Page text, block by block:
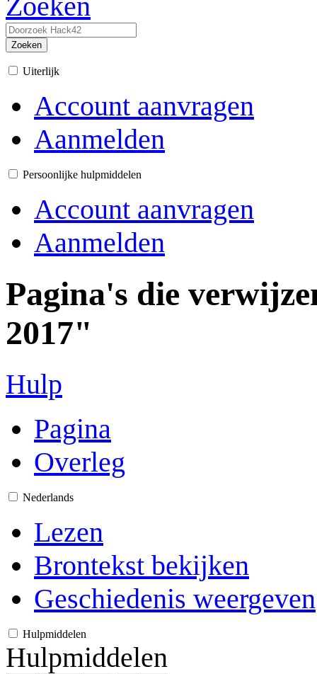
Zoeken
Uiterlijk
Account aanvragen
Aanmelden
Persoonlijke hulpmiddelen
Account aanvragen
Aanmelden
Pagina's die
2017"
Hulp
Pagina
Overleg
Nederlands
Lezen
Brontekst bekijken
Geschiedenis weergeven
Hulpmiddelen
Hulpmiddelen